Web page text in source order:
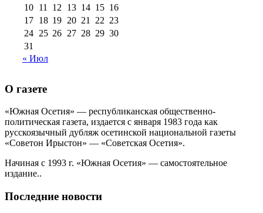
10 11 12 13 14 15 16
17 18 19 20 21 22 23
24 25 26 27 28 29 30
31
« Июл
О газете
«Южная Осетия» — республиканская общественно-
политическая газета, издается с января 1983 года как
русскоязычный дубляж осетинской национальной газеты
«Советон Ирыстон» — «Советская Осетия».
Начиная с 1993 г. «Южная Осетия» — самостоятельное
издание..
Последние новости